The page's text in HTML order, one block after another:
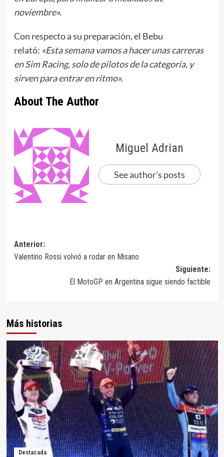
noviembre».
Con respecto a su preparación, el Bebu
relató: «Esta semana vamos a hacer unas carreras
en Sim Racing, solo de pilotos de la categoría, y
sirven para entrar en ritmo».
About The Author
Miguel Adrian
See author's posts
Navegación
de
Anterior:
Valentino Rossi volvió a rodar en Misano
Siguiente:
El MotoGP en Argentina sigue siendo factible
Más historias
Destacada